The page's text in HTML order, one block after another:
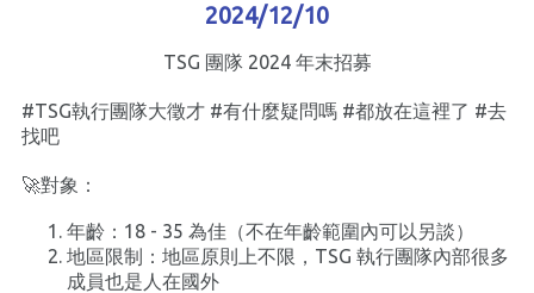
2024/12/10
TSG 團隊 2024 年末招募
#TSG執行團隊大徵才 #有什麼疑問嗎 #都放在這裡了 #去
找吧
‍🚀對象：
年齡：18 - 35 為佳（不在年齡範圍內可以另談）
地區限制：地區原則上不限，TSG 執行團隊內部很多
成員也是人在國外